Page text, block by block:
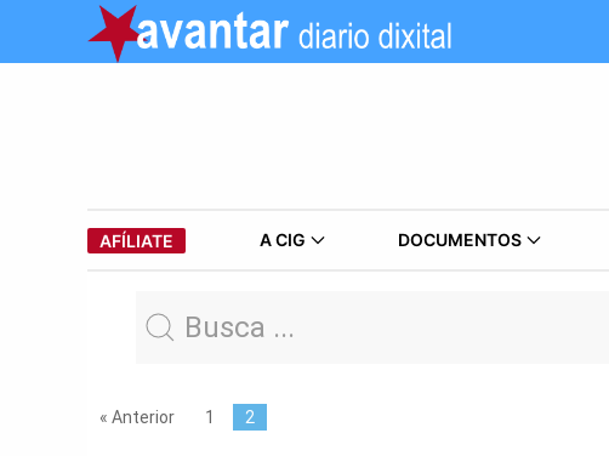
AFÍLIATE A CIG DOCUMENTOS
« Anterior 1 2